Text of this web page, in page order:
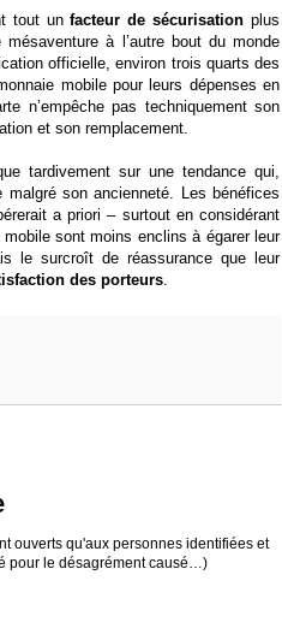
tout unfacteur de sécurisation plus
à l’autre bout du monde
officielle, environ trois quarts des
mobile pour leurs dépenses en
n’empêche pas techniquement son
et son remplacement.
tardivement sur une tendance qui,
malgré son ancienneté. Les bénéfices
a priori – surtout en considérant
sont moins enclins à égarer leur
le surcroît de réassurance que leur
des porteurs.
ouverts qu'aux personnes identifiées et
pour le désagrément causé…)